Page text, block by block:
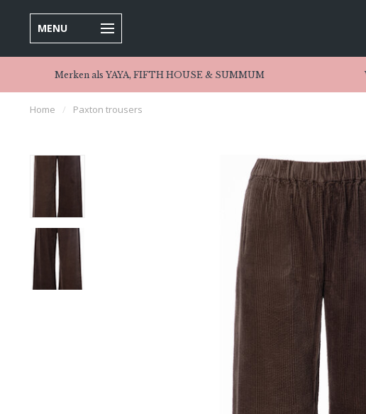
MENU
Merken als YAYA, FIFTH HOUSE & SUMMUM
Home / Paxton trousers